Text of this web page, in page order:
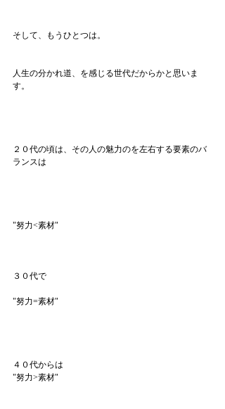
そして、もうひとつは。
人生の分かれ道、を感じる世代だからかと思いま
す。
２０代の頃は、その人の魅力のを左右する要素のバ
ランスは
"努力<素材"
３０代で
"努力=素材"
４０代からは
"努力>素材"